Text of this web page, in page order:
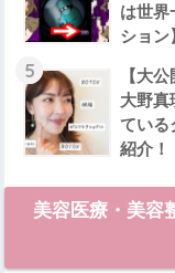
は世界
ション
5
【大
大野真
ている
紹介
美容医療・美容